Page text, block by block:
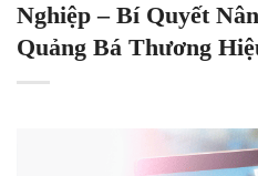
Nghiệp – Bí Quyết
Quảng Bá Thương